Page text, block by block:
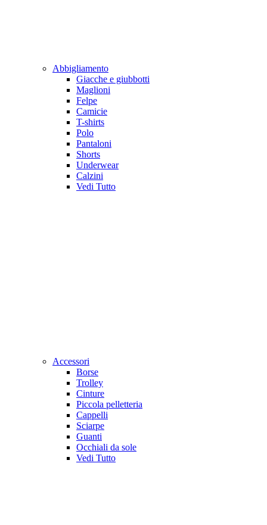
Abbigliamento
Giacche e giubbotti
Maglioni
Felpe
Camicie
T-shirts
Polo
Pantaloni
Shorts
Underwear
Calzini
Vedi Tutto
Accessori
Borse
Trolley
Cinture
Piccola pelletteria
Cappelli
Sciarpe
Guanti
Occhiali da sole
Vedi Tutto